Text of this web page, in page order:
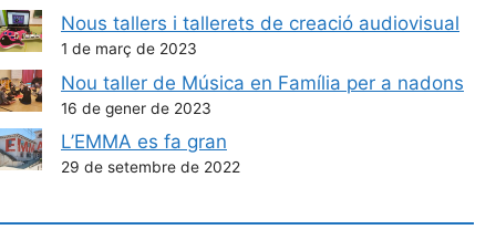
Nous tallers i tallerets de creació audiovisual
1 de març de 2023
Nou taller de Música en Família per a nadons
16 de gener de 2023
L’EMMA es fa gran
29 de setembre de 2022